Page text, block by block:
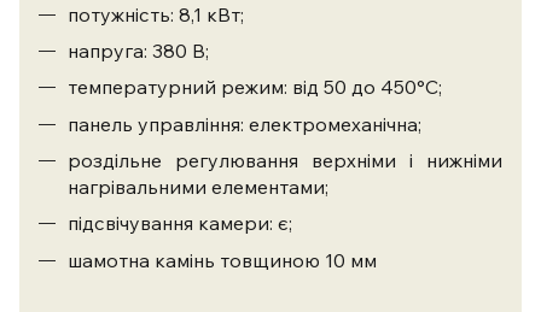
потужність: 8,1 кВт;
напруга: 380 В;
температурний режим: від 50 до 450°С;
панель управління: електромеханічна;
роздільне регулювання верхніми і нижніми
нагрівальними елементами;
підсвічування камери: є;
шамотна камінь товщиною 10 мм